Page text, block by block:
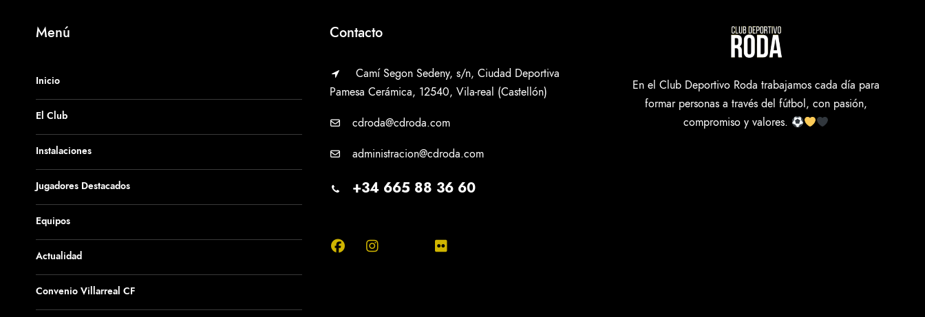
Menú
Inicio
El Club
Instalaciones
Jugadores Destacados
Equipos
Actualidad
Convenio Villarreal CF
Contacto
Camí Segon Sedeny, s/n, Ciudad Deportiva
Pamesa Cerámica, 12540, Vila-real (Castellón)
cdroda@cdroda.com
administracion@cdroda.com
+34 665 88 36 60
En el Club Deportivo Roda trabajamos cada día para
formar personas a través del fútbol, con pasión,
compromiso y valores.